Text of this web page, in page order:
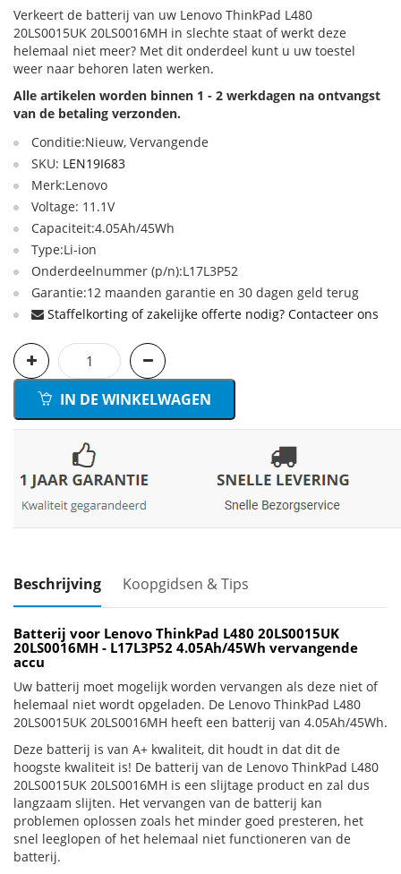
Verkeert de batterij van uw Lenovo ThinkPad L480
20LS0015UK 20LS0016MH in slechte staat of werkt deze
helemaal niet meer? Met dit onderdeel kunt u uw toestel
weer naar behoren laten werken.
Alle artikelen worden binnen 1 - 2 werkdagen na ontvangst
van de betaling verzonden.
Conditie:Nieuw, Vervangende
SKU: LEN19I683
Merk:Lenovo
Voltage: 11.1V
Capaciteit:4.05Ah/45Wh
Type:Li-ion
Onderdeelnummer (p/n):L17L3P52
Garantie:12 maanden garantie en 30 dagen geld terug
Staffelkorting of zakelijke offerte nodig? Contacteer ons
IN DE WINKELWAGEN
Beschrijving Koopgidsen & Tips
Batterij voor Lenovo ThinkPad L480 20LS0015UK
20LS0016MH - L17L3P52 4.05Ah/45Wh vervangende
accu
Uw batterij moet mogelijk worden vervangen als deze niet of
helemaal niet wordt opgeladen. De Lenovo ThinkPad L480
20LS0015UK 20LS0016MH heeft een batterij van 4.05Ah/45Wh.
Deze batterij is van A+ kwaliteit, dit houdt in dat dit de
hoogste kwaliteit is! De batterij van de Lenovo ThinkPad L480
20LS0015UK 20LS0016MH is een slijtage product en zal dus
langzaam slijten. Het vervangen van de batterij kan
problemen oplossen zoals het minder goed presteren, het
snel leeglopen of het helemaal niet functioneren van de
batterij.